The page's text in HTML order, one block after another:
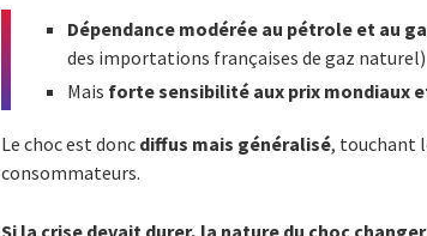
Dépendance modérée au pétrole et au
des importations françaises de gaz naturel)
Mais forte sensibilité aux prix mondiaux
Le choc est donc diffus mais généralisé, touchant
consommateurs.